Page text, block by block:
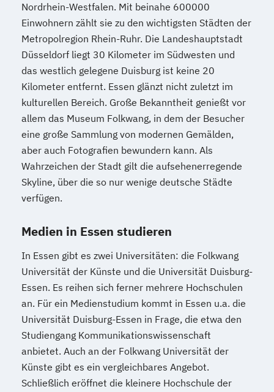
Nordrhein-Westfalen. Mit beinahe 600000
Einwohnern zählt sie zu den wichtigsten Städten der
Metropolregion Rhein-Ruhr. Die Landeshauptstadt
Düsseldorf liegt 30 Kilometer im Südwesten und
das westlich gelegene Duisburg ist keine 20
Kilometer entfernt. Essen glänzt nicht zuletzt im
kulturellen Bereich. Große Bekanntheit genießt vor
allem das Museum Folkwang, in dem der Besucher
eine große Sammlung von modernen Gemälden,
aber auch Fotografien bewundern kann. Als
Wahrzeichen der Stadt gilt die aufsehenerregende
Skyline, über die so nur wenige deutsche Städte
verfügen.
Medien in Essen studieren
In Essen gibt es zwei Universitäten: die Folkwang
Universität der Künste und die Universität Duisburg-
Essen. Es reihen sich ferner mehrere Hochschulen
an. Für ein Medienstudium kommt in Essen u.a. die
Universität Duisburg-Essen in Frage, die etwa den
Studiengang Kommunikationswissenschaft
anbietet. Auch an der Folkwang Universität der
Künste gibt es ein vergleichbares Angebot.
Schließlich eröffnet die kleinere Hochschule der